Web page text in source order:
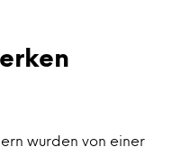
wurden von einer